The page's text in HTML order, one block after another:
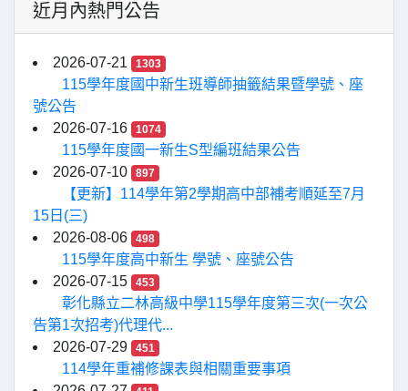
近月內熱門公告
2026-07-21 1303
115學年度國中新生班導師抽籤結果暨學號、座
號公告
2026-07-16
1074
115學年度國一新生S型編班結果公告
2026-07-10
897
【更新】114學年第2學期高中部補考順延至7月
15日(三)
2026-08-06
498
115學年度高中新生 學號、座號公告
2026-07-15
453
彰化縣立二林高級中學115學年度第三次(一次公
告第1次招考)代理代...
2026-07-29
451
114學年重補修課表與相關重要事項